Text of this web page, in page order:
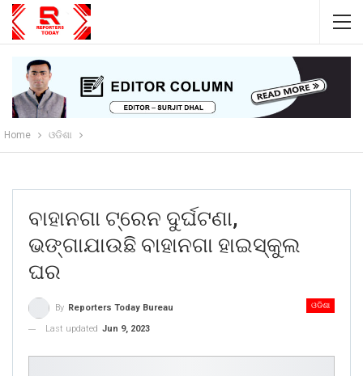
Home ଓଡିଶା
ବାହାନଗା ଟ୍ରେନ ଦୁର୍ଘଟଣା,
ଭଙ୍ଗାଯାଉଛି ବାହାନଗା ହାଇସ୍କୁଲ
ଘର
ଓଡିଶା
By Reporters Today Bureau
Last updated Jun 9, 2023